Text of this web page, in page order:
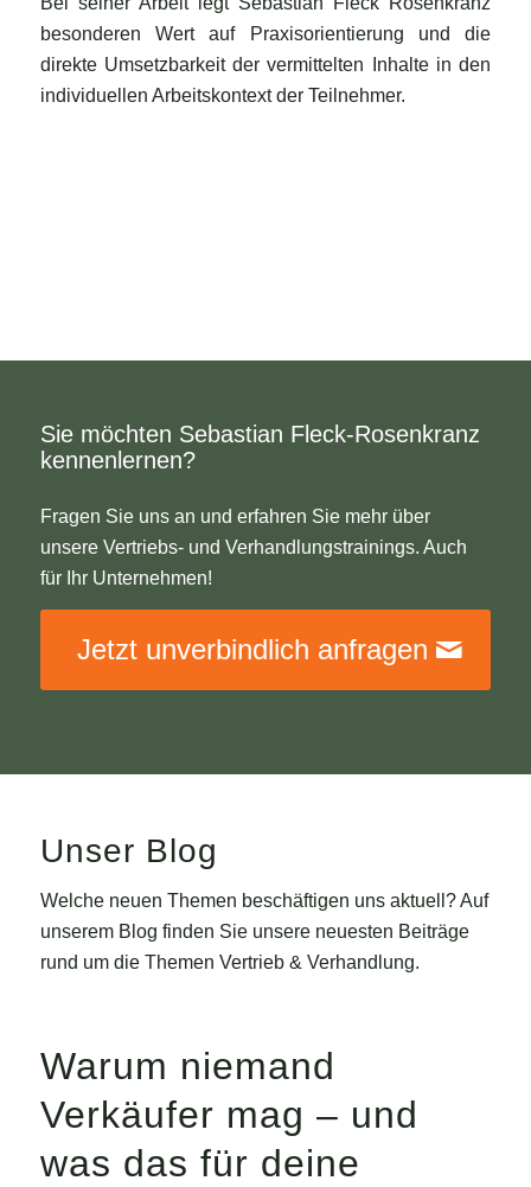
besonderen Wert auf Praxisorientierung und die
direkte Umsetzbarkeit der vermittelten Inhalte in den
individuellen Arbeitskontext der Teilnehmer.
Sie möchten Sebastian Fleck-Rosenkranz
kennenlernen?
Fragen Sie uns an und erfahren Sie mehr über
unsere Vertriebs- und Verhandlungstrainings. Auch
für Ihr Unternehmen!
Jetzt unverbindlich anfragen
Unser Blog
Welche neuen Themen beschäftigen uns aktuell? Auf
unserem Blog finden Sie unsere neuesten Beiträge
rund um die Themen Vertrieb & Verhandlung.
Warum niemand
Verkäufer mag – und
was das für deine